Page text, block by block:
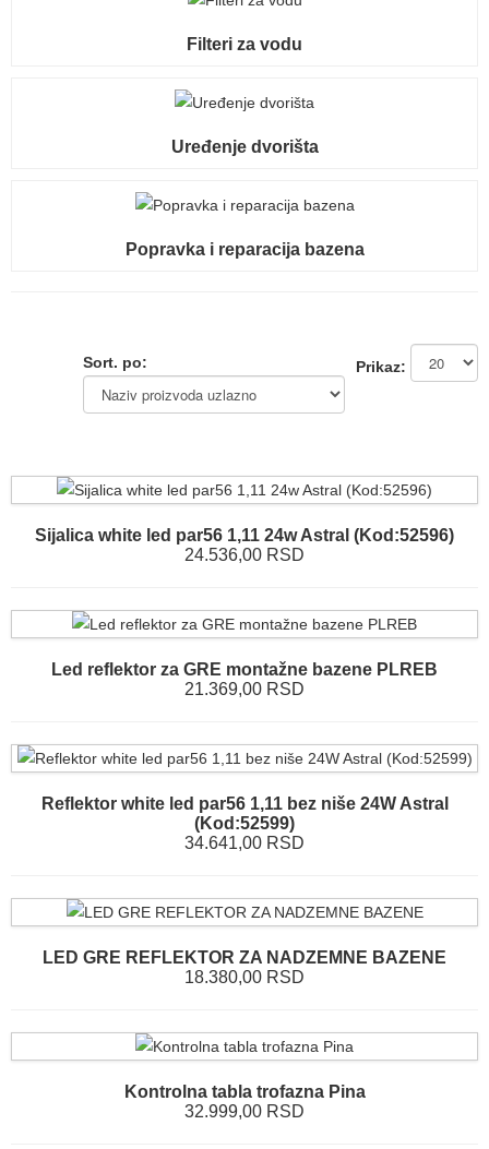
Filteri za vodu
Uređenje dvorišta
Popravka i reparacija bazena
Prikaz:
Sort. po:
Sijalica white led par56 1,11 24w Astral (Kod:52596)
24.536,00 RSD
Led reflektor za GRE montažne bazene PLREB
21.369,00 RSD
Reflektor white led par56 1,11 bez niše 24W Astral
(Kod:52599)
34.641,00 RSD
LED GRE REFLEKTOR ZA NADZEMNE BAZENE
18.380,00 RSD
Kontrolna tabla trofazna Pina
32.999,00 RSD